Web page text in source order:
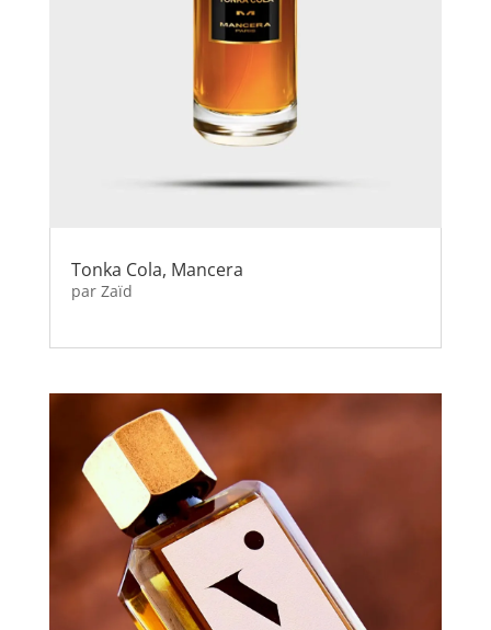
Tonka Cola, Mancera
par Zaïd